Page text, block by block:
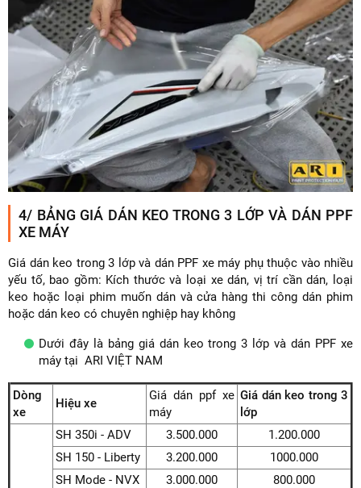
4/ BẢNG GIÁ DÁN KEO TRONG 3 LỚP VÀ DÁN PPF
XE MÁY
Giá dán keo trong 3 lớp và dán PPF xe máy phụ thuộc vào nhiều
yếu tố, bao gồm: Kích thước và loại xe dán, vị trí cần dán, loại
keo hoặc loại phim muốn dán và cửa hàng thi công dán phim
hoặc dán keo có chuyên nghiệp hay không
Dưới đây là bảng giá dán keo trong 3 lớp và dán PPF xe
máy tại ARI VIỆT NAM
Dòng
xe
Hiệu xe
Giá dán ppf xe
máy
Giá dán keo trong 3
lớp
SH 350i - ADV 3.500.000
1.200.000
SH 150 - Liberty
3.200.000
1000.000
SH Mode - NVX
3.000.000
800.000